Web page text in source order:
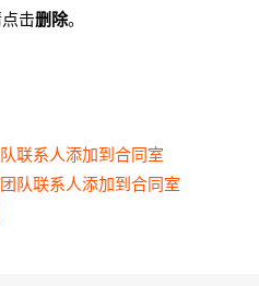
击删除。
联系人添加到合同室
队联系人添加到合同室